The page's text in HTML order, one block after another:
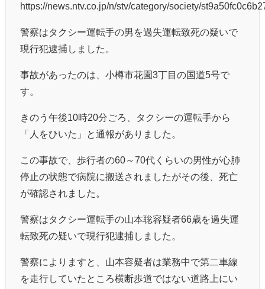
https://news.ntv.co.jp/n/stv/category/society/
警察はタクシー運転手の男を過失運転致死の疑いで
現行犯逮捕しました。
事故があったのは、小樽市花園3丁目の国道5号で
す。
きのう午後10時20分ごろ、タクシーの運転手から
「人をひいた」と通報がありました。
この事故で、歩行者の60～70代くらいの男性が心肺
停止の状態で病院に搬送されましたがその後、死亡
が確認されました。
警察はタクシー運転手の山本聡容疑者66歳を過失運
転致死の疑いで現行犯逮捕しました。
警察によりますと、山本容疑者は業務中で第二車線
を走行していたところ横断歩道ではない道路上にい